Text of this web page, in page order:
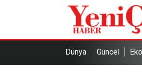
Dünya Güncel